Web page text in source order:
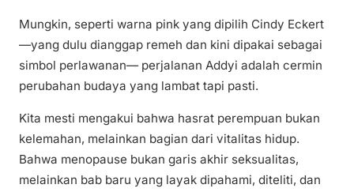
Mungkin, seperti warna pink yang dipilih Cindy Eckert
—yang dulu dianggap remeh dan kini dipakai sebagai
simbol perlawanan— perjalanan Addyi adalah cermin
perubahan budaya yang lambat tapi pasti.
Kita mesti mengakui bahwa hasrat perempuan bukan
kelemahan, melainkan bagian dari vitalitas hidup.
Bahwa menopause bukan garis akhir seksualitas,
melainkan bab baru yang layak dipahami, diteliti, dan